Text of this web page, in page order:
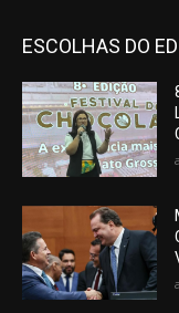
ESCOLHAS DO